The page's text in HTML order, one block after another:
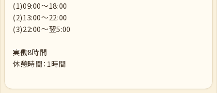
(1)09:00～18:00
(2)13:00～22:00
(3)22:00～翌5:00
実働8時間
休憩時間：1時間